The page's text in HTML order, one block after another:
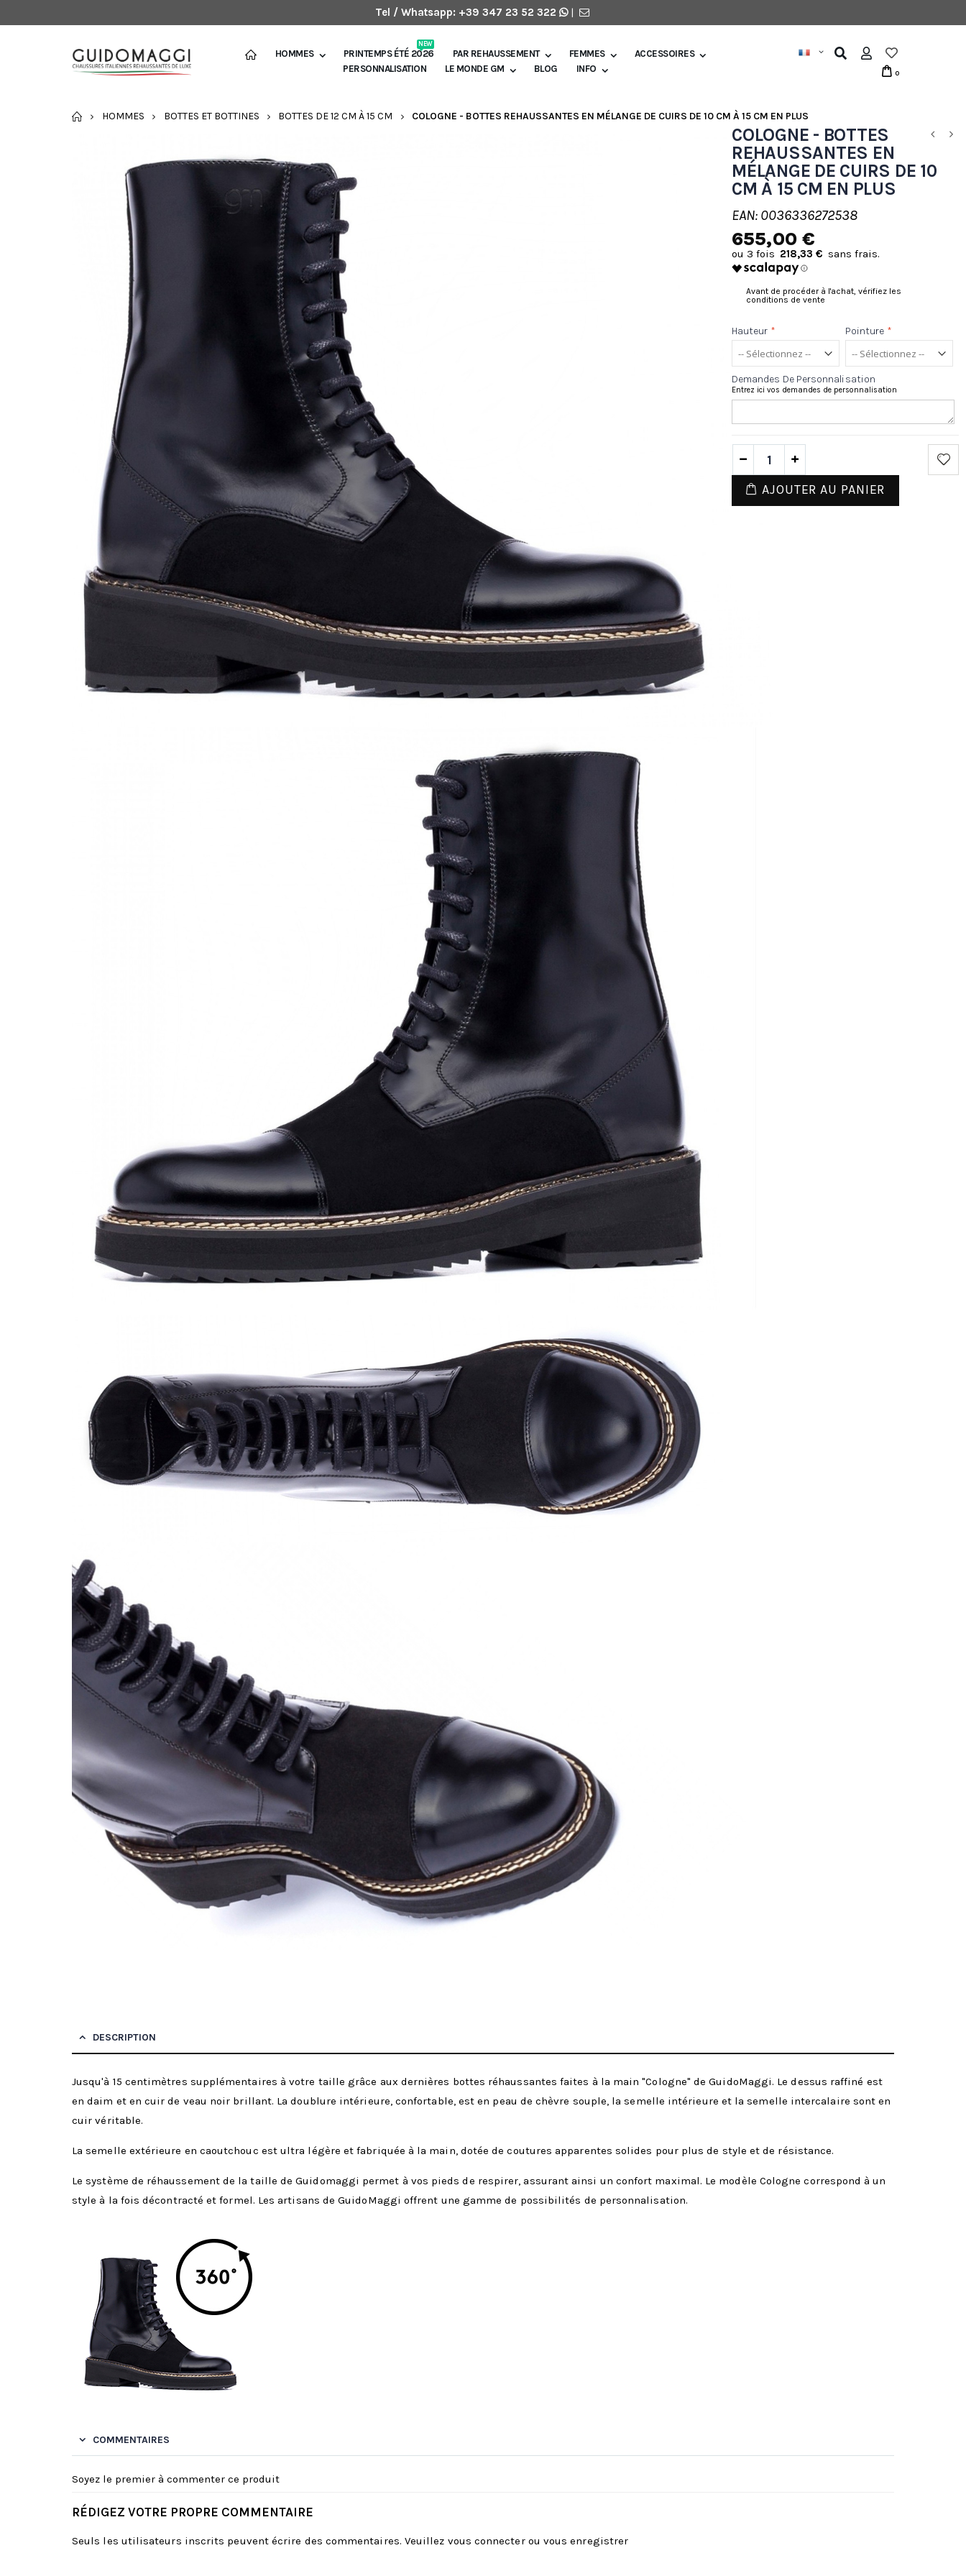
Tel / Whatsapp: +39 347 23 52 322 |
HOMMES PRINTEMPS ÉTÉ 2026
NEW
PAR REHAUSSEMENT FEMMES
ACCESSOIRES
PERSONNALISATION
LE MONDE GM BLOG INFO 0
ACCUEIL
HOMMES BOTTES ET BOTTINES BOTTES DE 12 CM À 15 CM COLOGNE - BOTTES REHAUSSANTES EN MÉLANGE DE CUIRS DE 10 CM À 15 CM EN PLUS
COLOGNE - BOTTES
REHAUSSANTES EN
MÉLANGE DE CUIRS DE 10
CM À 15 CM EN PLUS
EAN: 0036336272538
655,00 €
218,33 €
Avant de procéder à l'achat, vérifiez les
conditions de vente
Hauteur * Pointure *
Demandes De Personnalisation
Entrez ici vos demandes de personnalisation
AJOUTER AU PANIER
DESCRIPTION
Jusqu'à 15 centimètres supplémentaires à votre taille grâce aux dernières bottes réhaussantes faites à la main "Cologne" de GuidoMaggi. Le dessus raffiné est
en daim et en cuir de veau noir brillant. La doublure intérieure, confortable, est en peau de chèvre souple, la semelle intérieure et la semelle intercalaire sont en
cuir véritable.
La semelle extérieure en caoutchouc est ultra légère et fabriquée à la main, dotée de coutures apparentes solides pour plus de style et de résistance.
Le système de réhaussement de la taille de Guidomaggi permet à vos pieds de respirer, assurant ainsi un confort maximal. Le modèle Cologne correspond à un
style à la fois décontracté et formel. Les artisans de GuidoMaggi offrent une gamme de possibilités de personnalisation.
COMMENTAIRES
Soyez le premier à commenter ce produit
RÉDIGEZ VOTRE PROPRE COMMENTAIRE
Seuls les utilisateurs inscrits peuvent écrire des commentaires. Veuillez vous connecterou vous enregistrer